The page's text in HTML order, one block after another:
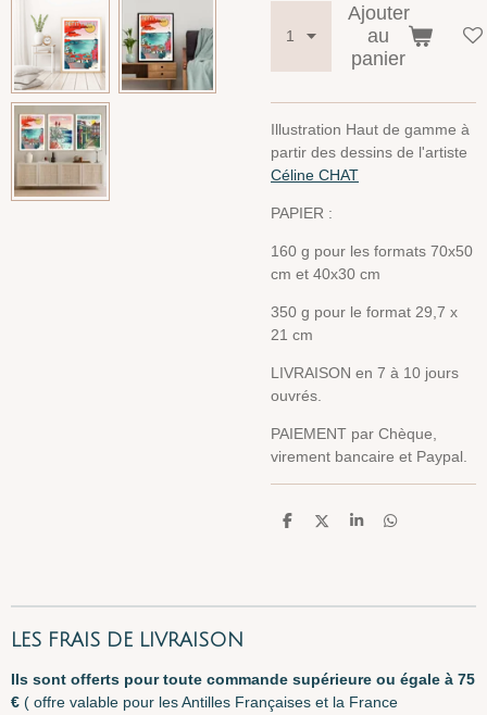
Ajouter
au
panier
Illustration Haut de gamme à
partir des dessins de l'artiste
Céline CHAT
PAPIER :
160 g pour les formats 70x50
cm et 40x30 cm
350 g pour le format 29,7 x
21 cm
LIVRAISON en 7 à 10 jours
ouvrés.
PAIEMENT par Chèque,
virement bancaire et Paypal.
P
g
P
g
P
g
P
g
LES FRAIS DE LIVRAISON
Ils sont offerts pour toute commande supérieure ou égale à 75
€ ( offre valable pour les Antilles Françaises et la France